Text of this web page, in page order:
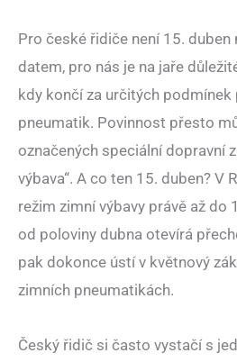
Pro české řidiče není 15. duben
datem, pro nás je na jaře
kdy končí za určitých
pneumatik. Povinnost přesto
označených speciální dopravní
výbava“. A co ten 15. duben? V
režim zimní výbavy právě až do
od poloviny dubna otevírá
pak dokonce ústí v květnový
zimních pneumatikách.
Český řidič si často vystačí s